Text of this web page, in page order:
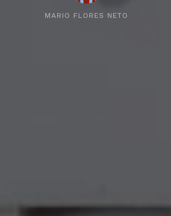
MARIO FLORES NETO